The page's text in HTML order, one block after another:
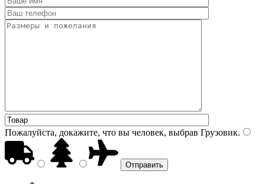
Пожалуйста, докажите, что вы человек, выбрав Грузовик.